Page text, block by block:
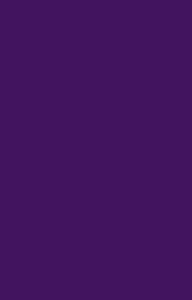
- Dashboard -
(cultureelerfgoed.nl)
van vindplaatsen